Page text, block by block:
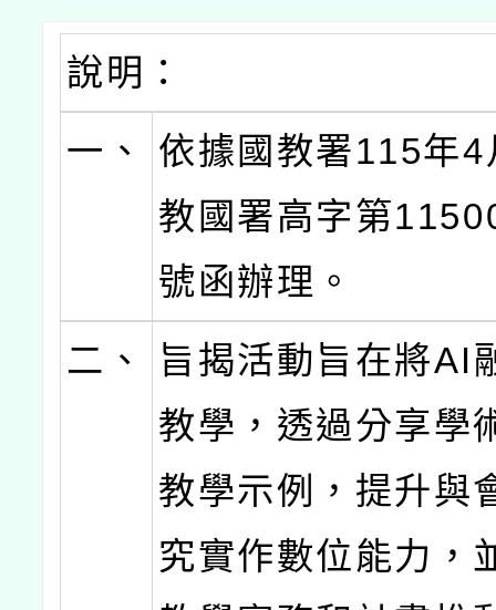
說明：
一、
依據國教署115年
教國署高字第
號函辦理。
二、
旨揭活動旨在將AI
教學，透過分享學
教學示例，提升與
究實作數位能力，